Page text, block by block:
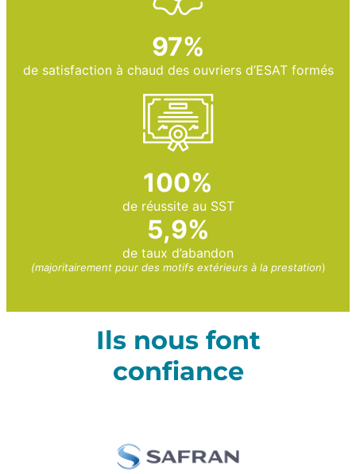
97%
de satisfaction à chaud des ouvriers d’ESAT formés
100%
de réussite au SST
5,9%
de taux d’abandon
(majoritairement pour des motifs extérieurs à la prestation)
Ils nous font
confiance